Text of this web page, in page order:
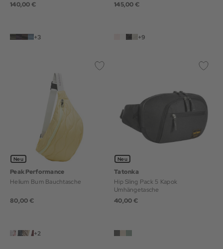
140,00 €
+3
145,00 €
+9
Neu
Peak Performance
Helium Bum Bauchtasche
80,00 €
+2
Neu
Tatonka
Hip Sling Pack 5 Kapok
Umhängetasche
40,00 €